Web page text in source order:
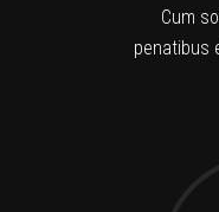
Cum
penatibus